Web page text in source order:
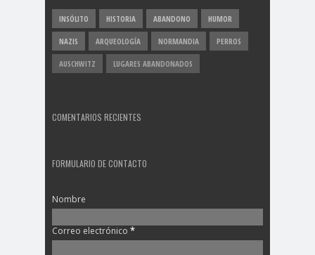
INSÓLITO HISTORIA ABANDONO HUMOR
NAZIS ARQUEOLOGÍA NORMANDIA PERROS
AUSCHWITZ LUGARES ABANDONADOS
COMENTARIOS RECIENTES
FORMULARIO DE CONTACTO
Nombre
Correo electrónico *